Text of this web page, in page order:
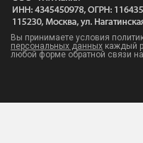
Вы принимаете условия
персональных данных каждый
любой форме обратной связи